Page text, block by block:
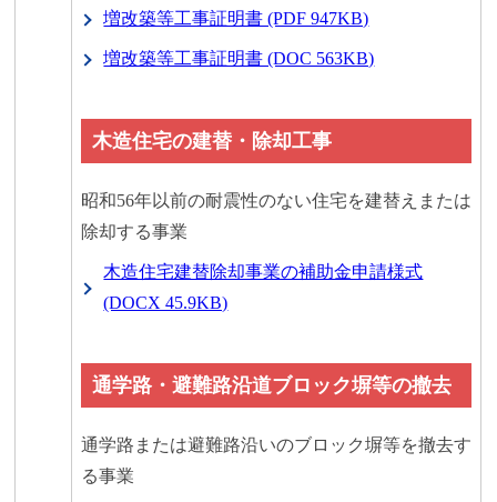
増改築等工事証明書 (PDF 947KB)
増改築等工事証明書 (DOC 563KB)
木造住宅の建替・除却工事
昭和56年以前の耐震性のない住宅を建替えまたは
除却する事業
木造住宅建替除却事業の補助金申請様式
(DOCX 45.9KB)
通学路・避難路沿道ブロック塀等の撤去
通学路または避難路沿いのブロック塀等を撤去す
る事業